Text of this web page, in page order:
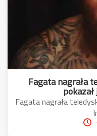
Fagata nagrała
Fagata nagrała